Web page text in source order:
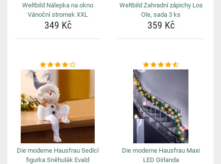
Weltbild Nálepka na okno
Vánoční stromek XXL
349 Kč
Weltbild Zahradní zápichy Los
Ole, sada 3 ks
359 Kč
Die moderne Hausfrau Sedící
figurka Sněhulák Evald
Die moderne Hausfrau Maxi
LED Girlanda